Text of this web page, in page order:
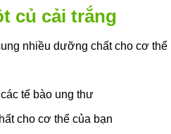
củ cải trắng
nhiều dưỡng chất cho cơ thể
tế bào ung thư
cho cơ thể của bạn